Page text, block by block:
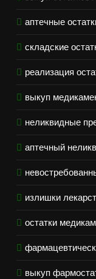
аптечные
складские
реализация
выкуп
неликвидные
аптечный
излишки
остатки
выкуп